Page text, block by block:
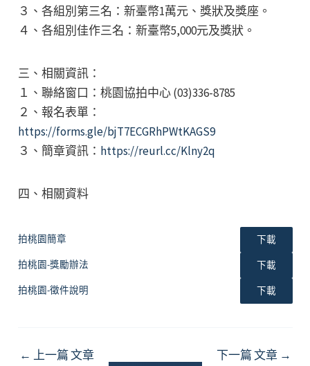
３、各組別第三名：新臺幣1萬元、獎狀及獎座。
４、各組別佳作三名：新臺幣5,000元及獎狀。
三、相關資訊：
１、聯絡窗口：桃園協拍中心 (03)336-8785
２、報名表單：
https://forms.gle/bjT7ECGRhPWtKAGS9
３、簡章資訊： https://reurl.cc/Klny2q
四、相關資料
拍桃園簡章 下載
拍桃園-獎勵辦法 下載
拍桃園-徵件說明 下載
Post
← 上一篇 文章 下一篇 文章 →